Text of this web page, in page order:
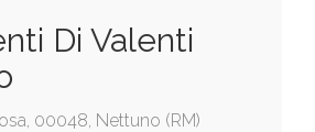
Di Valenti
00048, Nettuno (RM)